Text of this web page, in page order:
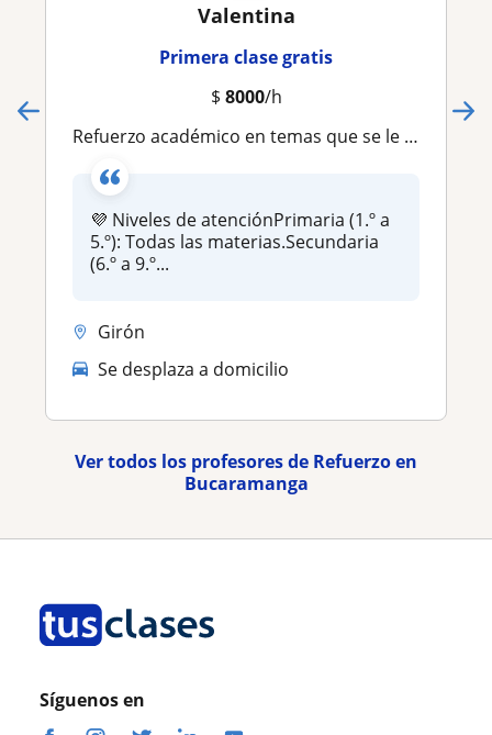
Valentina
Primera clase gratis
$ 8000/h
Refuerzo académico en temas que se le dificulten. Apoyo en tareas. Preparación para evaluaciones
💜 Niveles de atenciónPrimaria (1.º a
5.º): Todas las materias.Secundaria
(6.º a 9.º...
Girón
Se desplaza a domicilio
Ver todos los profesores de Refuerzo en
Bucaramanga
Síguenos en